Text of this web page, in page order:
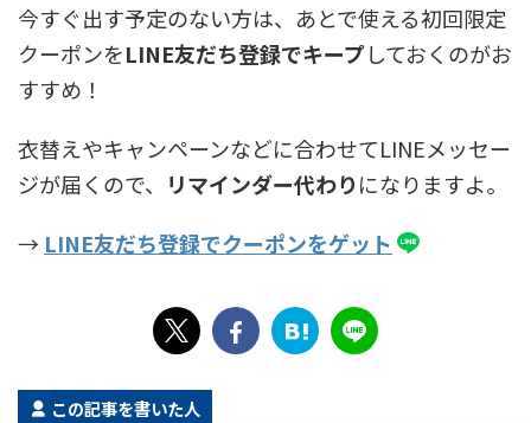
今すぐ出す予定のない方は、あとで使える初回限定
クーポンをLINE友だち登録でキープしておくのがお
すすめ！
衣替えやキャンペーンなどに合わせてLINEメッセー
ジが届くので、
リマインダー代わりになりますよ。
→ LINE友だち登録でクーポンをゲット
この記事を書いた人